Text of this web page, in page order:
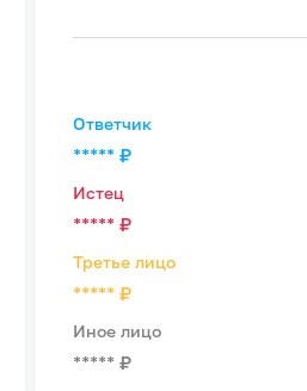
Ответчик
***** ₽
Истец
***** ₽
Третье лицо
***** ₽
Иное лицо
***** ₽